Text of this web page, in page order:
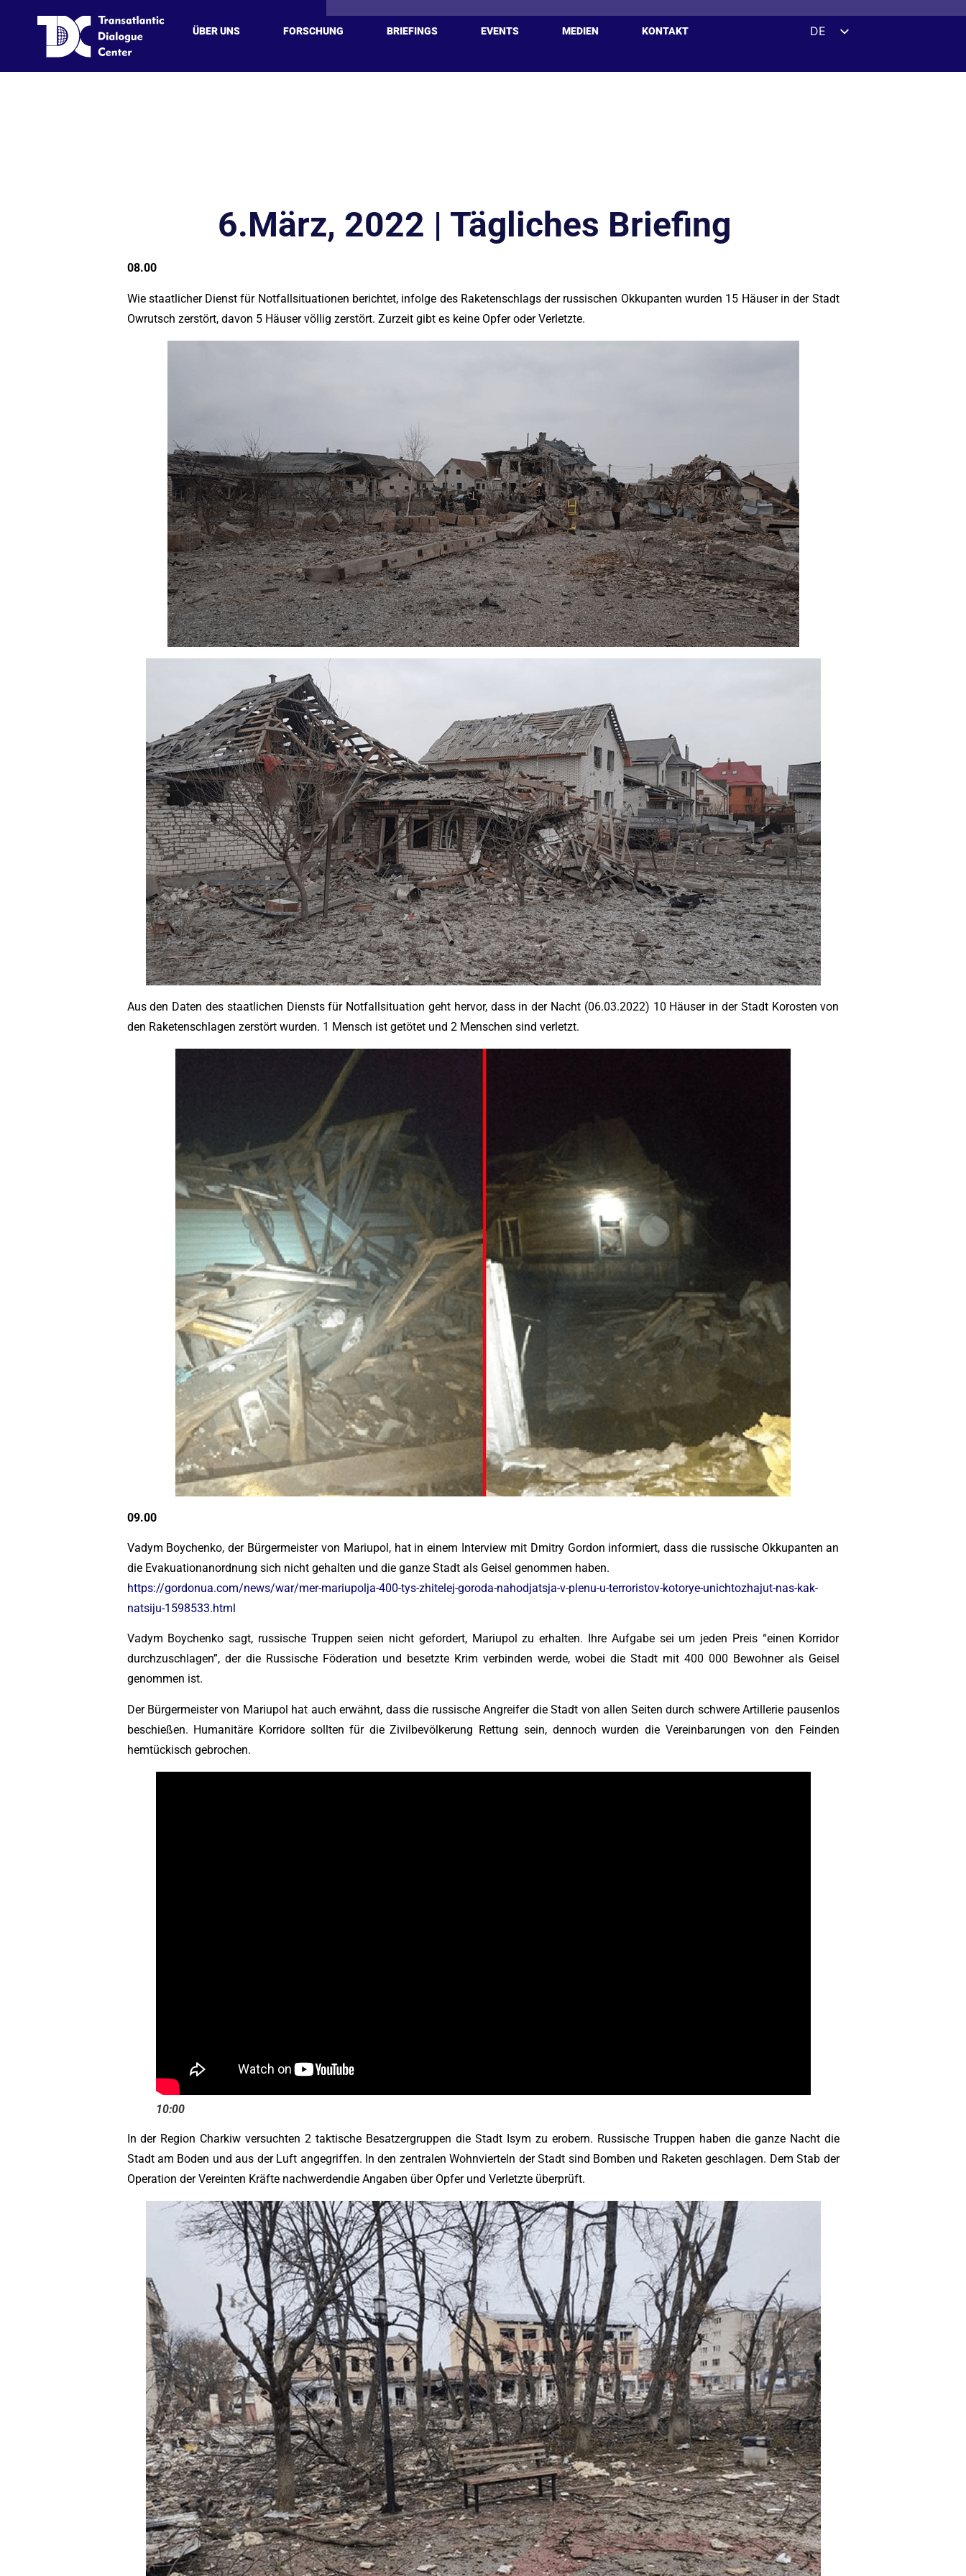
ÜBER UNS FORSCHUNG BRIEFINGS EVENTS MEDIEN KONTAKT
DE
6.März, 2022 | Tägliches Briefing
08.00
Wie staatlicher Dienst für Notfallsituationen berichtet, infolge des Raketenschlags der russischen Okkupanten wurden 15 Häuser in der Stadt
Owrutsch zerstört, davon 5 Häuser völlig zerstört. Zurzeit gibt es keine Opfer oder Verletzte.
Aus den Daten des staatlichen Diensts für Notfallsituation geht hervor, dass in der Nacht (06.03.2022) 10 Häuser in der Stadt Korosten von
den Raketenschlagen zerstört wurden. 1 Mensch ist getötet und 2 Menschen sind verletzt.
09.00
Vadym Boychenko, der Bürgermeister von Mariupol, hat in einem Interview mit Dmitry Gordon informiert, dass die russische Okkupanten an
die Evakuationanordnung sich nicht gehalten und die ganze Stadt als Geisel genommen haben.
https://gordonua.com/news/war/mer-mariupolja-400-tys-zhitelej-goroda-nahodjatsja-v-plenu-u-terroristov-kotorye-unichtozhajut-nas-kak-
natsiju-1598533.html
Vadym Boychenko sagt, russische Truppen seien nicht gefordert, Mariupol zu erhalten. Ihre Aufgabe sei um jeden Preis “einen Korridor
durchzuschlagen”, der die Russische Föderation und besetzte Krim verbinden werde, wobei die Stadt mit 400 000 Bewohner als Geisel
genommen ist.
Der Bürgermeister von Mariupol hat auch erwähnt, dass die russische Angreifer die Stadt von allen Seiten durch schwere Artillerie pausenlos
beschießen. Humanitäre Korridore sollten für die Zivilbevölkerung Rettung sein, dennoch wurden die Vereinbarungen von den Feinden
hemtückisch gebrochen.
10:00
In der Region Charkiw versuchten 2 taktische Besatzergruppen die Stadt Isym zu erobern. Russische Truppen haben die ganze Nacht die
Stadt am Boden und aus der Luft angegriffen. In den zentralen Wohnvierteln der Stadt sind Bomben und Raketen geschlagen. Dem Stab der
Operation der Vereinten Kräfte nachwerdendie Angaben über Opfer und Verletzte überprüft.